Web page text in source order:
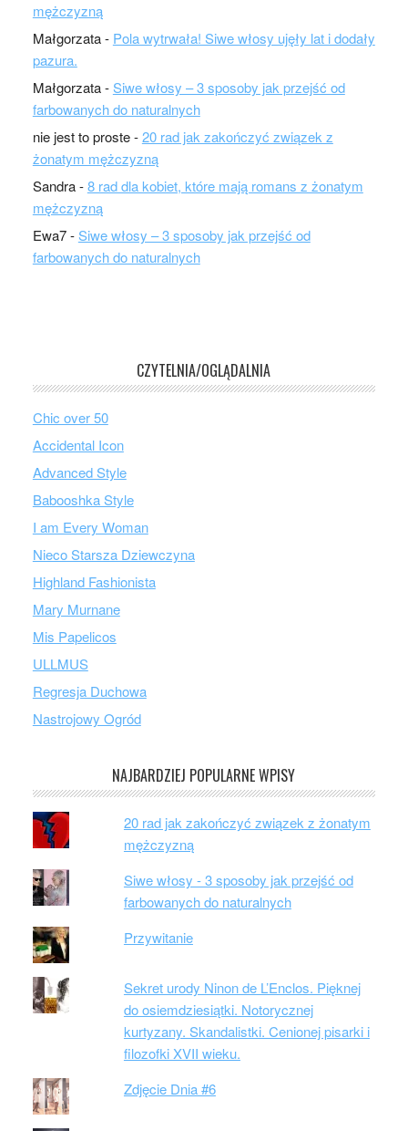
mężczyzną
Małgorzata- Pola wytrwała! Siwe włosy ujęły lat i dodały
pazura.
Małgorzata-Siwe włosy – 3 sposoby jak przejść od
farbowanych do naturalnych
nie jest to proste-20 rad jak zakończyć związek z
żonatym mężczyzną
Sandra-8 rad dla kobiet, które mają romans z żonatym
mężczyzną
Ewa7-Siwe włosy – 3 sposoby jak przejść od
farbowanych do naturalnych
CZYTELNIA/OGLĄDALNIA
Chic over 50
Accidental Icon
Advanced Style
Babooshka Style
I am Every Woman
Nieco Starsza Dziewczyna
Highland Fashionista
Mary Murnane
Mis Papelicos
ULLMUS
Regresja Duchowa
Nastrojowy Ogród
NAJBARDZIEJ POPULARNE WPISY
20 rad jak zakończyć związek z żonatym
mężczyzną
Siwe włosy - 3 sposoby jak przejść od
farbowanych do naturalnych
Przywitanie
Sekret urody Ninon de L’Enclos. Pięknej
do osiemdziesiątki. Notorycznej
kurtyzany. Skandalistki. Cenionej pisarki i
filozofki XVII wieku.
Zdjęcie Dnia #6